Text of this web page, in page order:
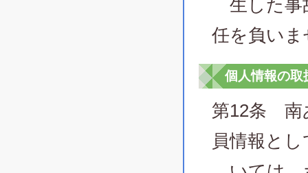
生した事
任を負い
個人情報の取
第12条 南
員情報と